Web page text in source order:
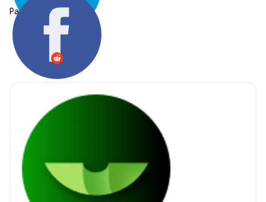
Partager: